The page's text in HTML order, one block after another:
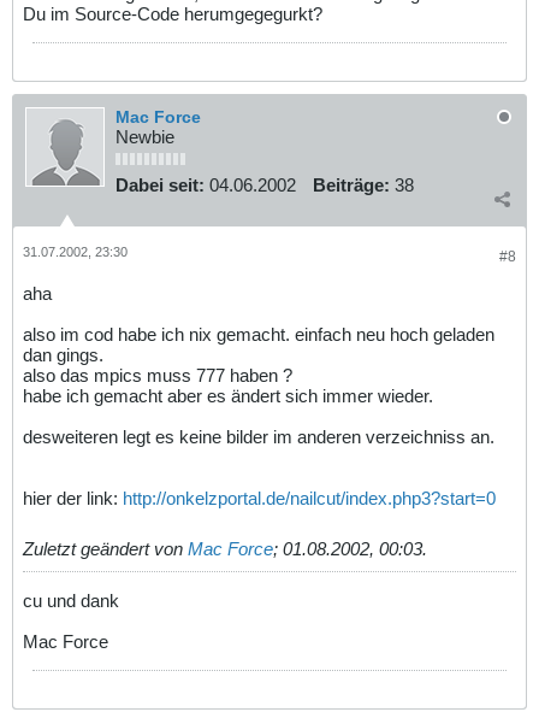
Du im Source-Code herumgegegurkt?
Mac Force
Newbie
Dabei seit: 04.06.2002 Beiträge: 38
#8
31.07.2002, 23:30
aha
also im cod habe ich nix gemacht. einfach neu hoch geladen
dan gings.
also das mpics muss 777 haben ?
habe ich gemacht aber es ändert sich immer wieder.
desweiteren legt es keine bilder im anderen verzeichniss an.
hier der link: http://onkelzportal.de/nailcut/index.php3?start=0
Zuletzt geändert von Mac Force; 01.08.2002, 00:03.
cu und dank
Mac Force